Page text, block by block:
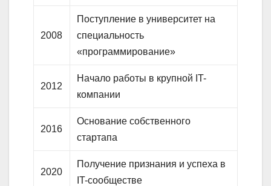
2008
Поступление в университет на
специальность
«программирование»
2012
Начало работы в крупной IT-
компании
2016
Основание собственного
стартапа
2020
Получение признания и успеха в
IT-сообществе